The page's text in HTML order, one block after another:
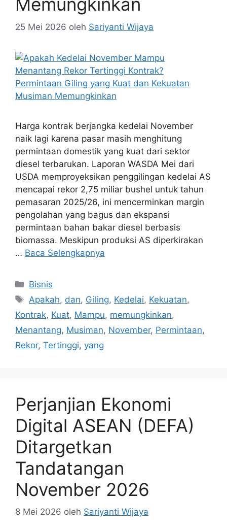
25 Mei 2026 oleh Sariyanti Wijaya
Harga kontrak berjangka kedelai November
naik lagi karena pasar masih menghitung
permintaan domestik yang kuat dari sektor
diesel terbarukan. Laporan WASDA Mei dari
USDA memproyeksikan penggilingan kedelai AS
mencapai rekor 2,75 miliar bushel untuk tahun
pemasaran 2025/26, ini mencerminkan margin
pengolahan yang bagus dan ekspansi
permintaan bahan bakar diesel berbasis
biomassa. Meskipun produksi AS diperkirakan
… Baca Selengkapnya
Kategori
Bisnis
Tag
Apakah, dan, Giling, Kedelai, Kekuatan,
Kontrak, Kuat, Mampu, memungkinkan,
Menantang, Musiman, November, Permintaan,
Rekor, Tertinggi, yang
Perjanjian Ekonomi
Digital ASEAN (DEFA)
Ditargetkan
Tandatangan
November 2026
8 Mei 2026 oleh Sariyanti Wijaya